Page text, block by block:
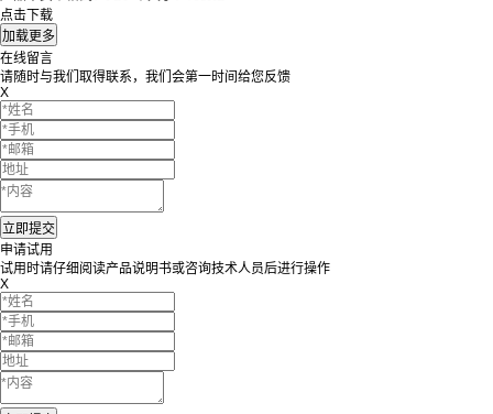
点击下载
在线留言
请随时与我们取得联系，我们会第一时间给您反馈
X
申请试用
试用时请仔细阅读产品说明书或咨询技术人员后进行操作
X